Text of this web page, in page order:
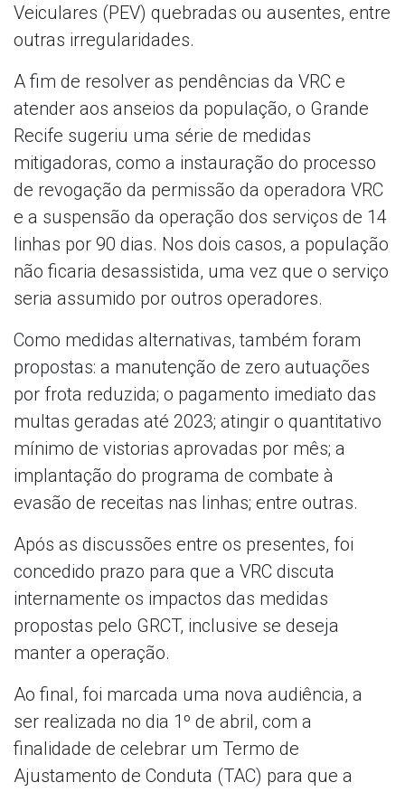
Veiculares (PEV) quebradas ou ausentes, entre
outras irregularidades.
A fim de resolver as pendências da VRC e
atender aos anseios da população, o Grande
Recife sugeriu uma série de medidas
mitigadoras, como a instauração do processo
de revogação da permissão da operadora VRC
e a suspensão da operação dos serviços de 14
linhas por 90 dias. Nos dois casos, a população
não ficaria desassistida, uma vez que o serviço
seria assumido por outros operadores.
Como medidas alternativas, também foram
propostas: a manutenção de zero autuações
por frota reduzida; o pagamento imediato das
multas geradas até 2023; atingir o quantitativo
mínimo de vistorias aprovadas por mês; a
implantação do programa de combate à
evasão de receitas nas linhas; entre outras.
Após as discussões entre os presentes, foi
concedido prazo para que a VRC discuta
internamente os impactos das medidas
propostas pelo GRCT, inclusive se deseja
manter a operação.
Ao final, foi marcada uma nova audiência, a
ser realizada no dia 1º de abril, com a
finalidade de celebrar um Termo de
Ajustamento de Conduta (TAC) para que a